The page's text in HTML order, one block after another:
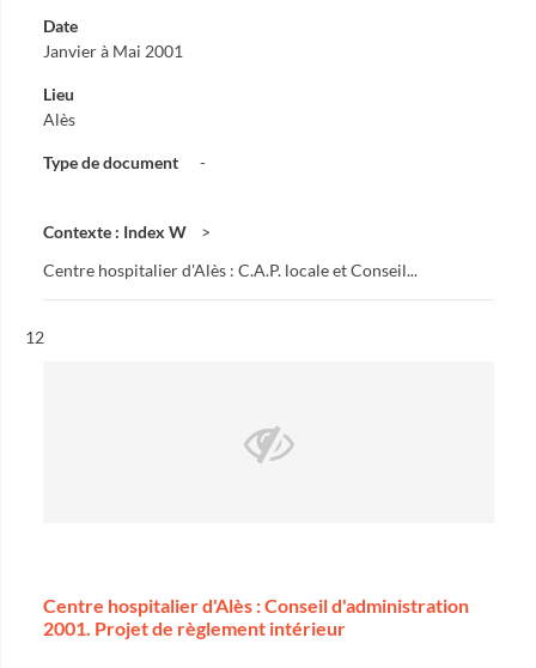
Date
Janvier à Mai 2001
Lieu
Alès
Type de document -
Contexte : Index W
Centre hospitalier d'Alès : C.A.P. locale et Conseil...
Résultat n°
12
Centre hospitalier d'Alès : Conseil d'administration
2001. Projet de règlement intérieur